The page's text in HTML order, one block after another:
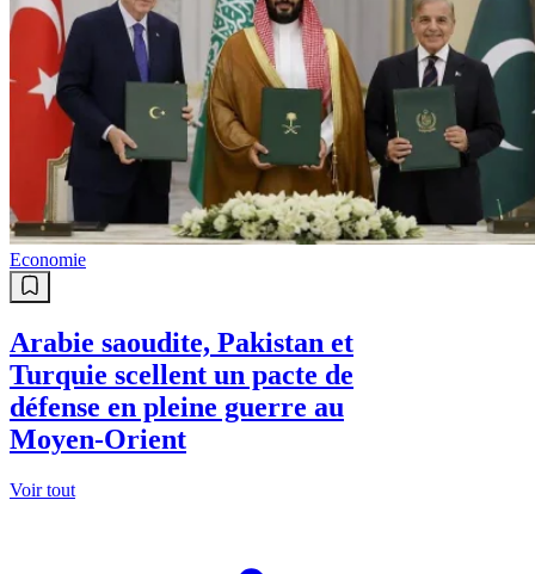
Economie
Arabie saoudite, Pakistan et
Turquie scellent un pacte de
défense en pleine guerre au
Moyen-Orient
Voir tout